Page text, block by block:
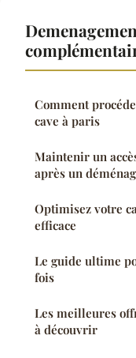
Comment
cave à paris
Maintenir un
après un
Optimisez votre
efficace
Le guide ultime
fois
Les meilleures
à découvrir